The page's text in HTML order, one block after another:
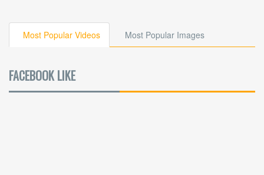
Most Popular Videos Most Popular Images
FACEBOOK LIKE